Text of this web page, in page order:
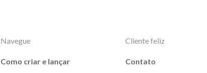
Navegue
Como criar e lançar
Cliente feliz
Contato